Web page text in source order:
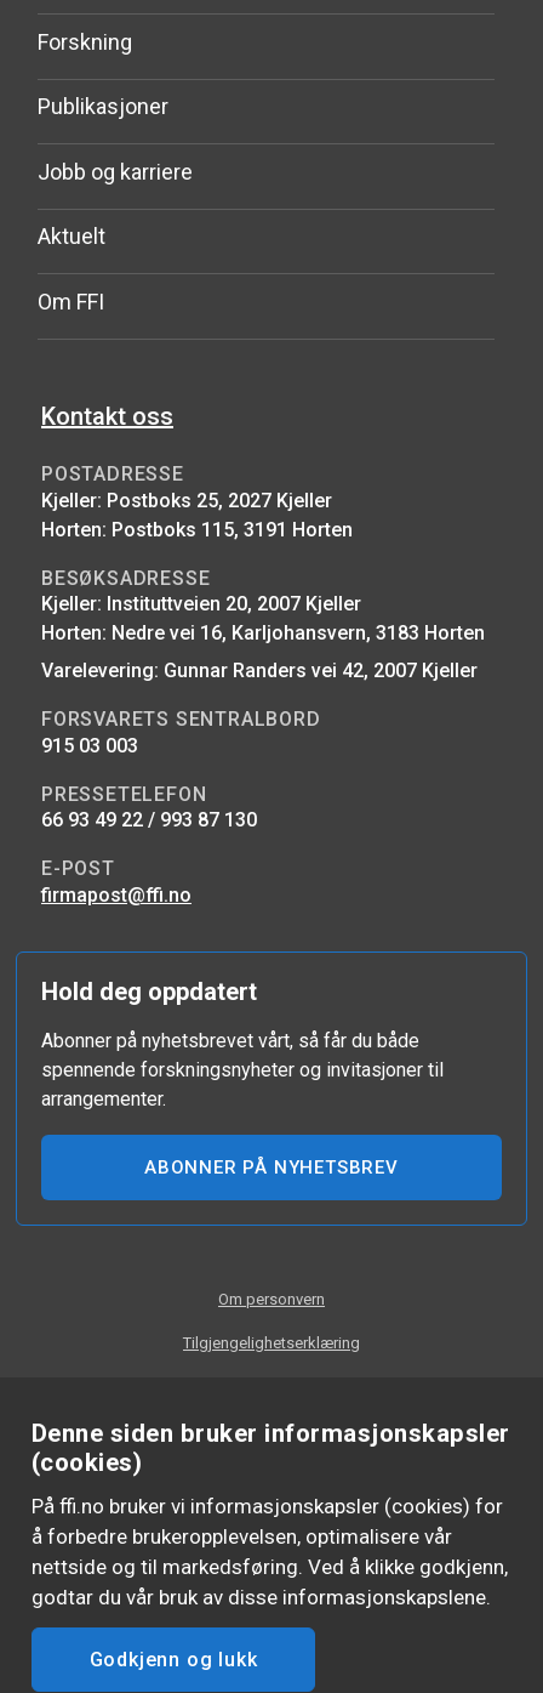
Denne siden bruker informasjonskapsler
(cookies)
På ffi.no bruker vi informasjonskapsler (cookies) for
å forbedre brukeropplevelsen, optimalisere vår
nettside og til markedsføring. Ved å klikke godkjenn,
godtar du vår bruk av disse informasjonskapslene.
Godkjenn og lukk
Forskning
Publikasjoner
Jobb og karriere
Aktuelt
Om FFI
Kontakt oss
POSTADRESSE
Kjeller: Postboks 25, 2027 Kjeller
Horten: Postboks 115, 3191 Horten
BESØKSADRESSE
Kjeller: Instituttveien 20, 2007 Kjeller
Horten: Nedre vei 16, Karljohansvern, 3183 Horten
Varelevering: Gunnar Randers vei 42, 2007 Kjeller
FORSVARETS SENTRALBORD
915 03 003
PRESSETELEFON
66 93 49 22 / 993 87 130
E-POST
firmapost@ffi.no
Hold deg oppdatert
Abonner på nyhetsbrevet vårt, så får du både
spennende forskningsnyheter og invitasjoner til
arrangementer.
ABONNER PÅ NYHETSBREV
Om personvern
Tilgjengelighetserklæring